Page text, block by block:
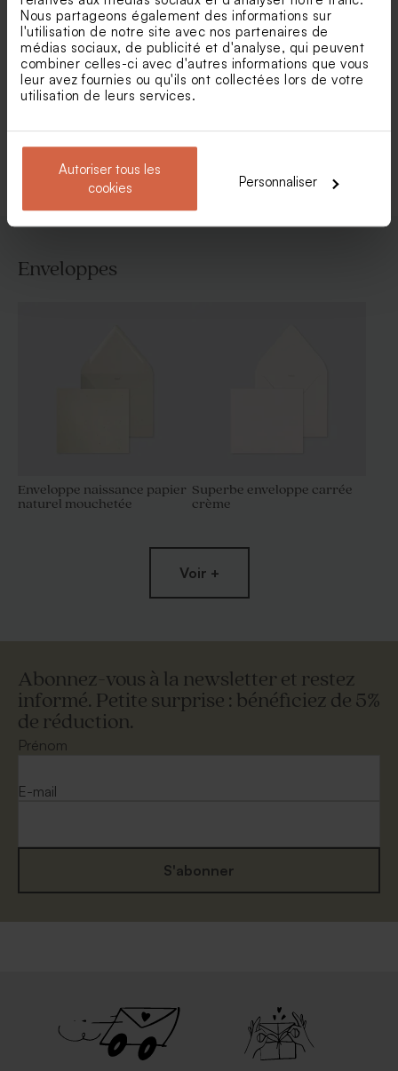
Nous partageons également des informations sur
l'utilisation de notre site avec nos partenaires de
médias sociaux, de publicité et d'analyse, qui peuvent
combiner celles-ci avec d'autres informations que vous
leur avez fournies ou qu'ils ont collectées lors de votre
utilisation de leurs services.
Autoriser tous les
cookies
Personnaliser
Faire part naissance marque
page animaux de la forêt
Faire part naissance plexi
forêt et photo
Voir toute la collection Faire-part naissance
Enveloppes
Enveloppe naissance papier
naturel mouchetée
Superbe enveloppe carrée
crème
Enveloppe naissance rouille
petit format
Voir +
Abonnez-vous à la newsletter et restez
informé. Petite surprise : bénéficiez de 5%
de réduction.
Prénom
E-mail
S'abonner